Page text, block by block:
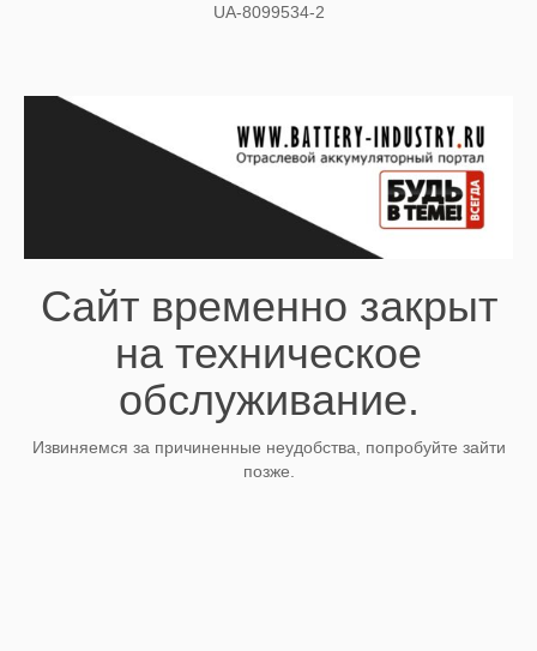
UA-8099534-2
Сайт временно закрыт
на техническое
обслуживание.
Извиняемся за причиненные неудобства, попробуйте зайти
позже.